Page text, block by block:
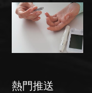
熱門推送